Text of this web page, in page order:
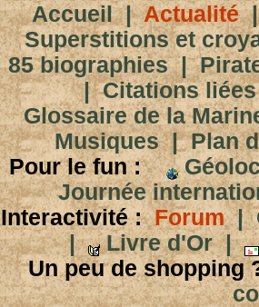
Accueil|Actualité
Superstitions et
85 biographies|
|Citations
Glossaire de la
Musiques|Plan
Pour le fun :
Journée
Interactivité : Forum|
|
Livre d'Or|
Un peu de shopping